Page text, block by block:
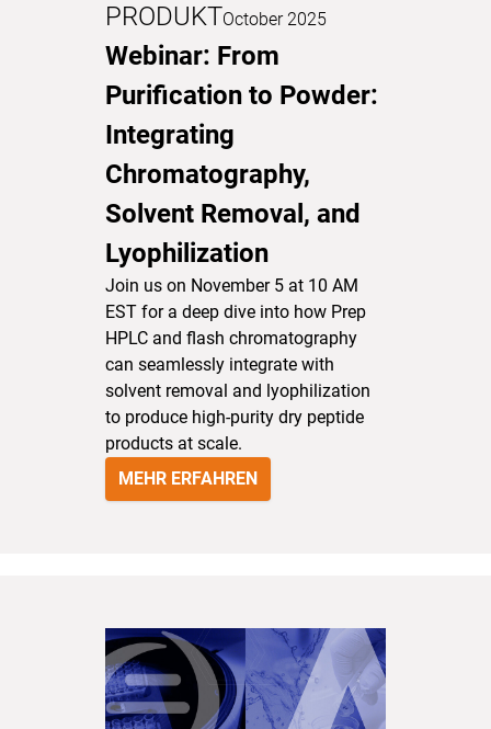
PRODUKTOctober 2025
Webinar: From
Purification to Powder:
Integrating
Chromatography,
Solvent Removal, and
Lyophilization
Join us on November 5 at 10 AM
EST for a deep dive into how Prep
HPLC and flash chromatography
can seamlessly integrate with
solvent removal and lyophilization
to produce high-purity dry peptide
products at scale.
MEHR ERFAHREN